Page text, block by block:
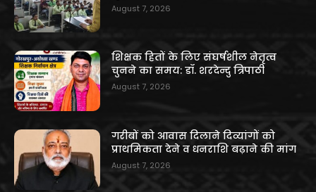
August 7, 2026
शिक्षक हितों के लिए संघर्षशील नेतृत्व
चुनने का समय: डॉ. शरदेन्दु त्रिपाठी
August 7, 2026
गरीबों को आवास दिलाने दिव्यांगों को
प्राथमिकता देने व धनराशि बढ़ाने की मांग
August 7, 2026